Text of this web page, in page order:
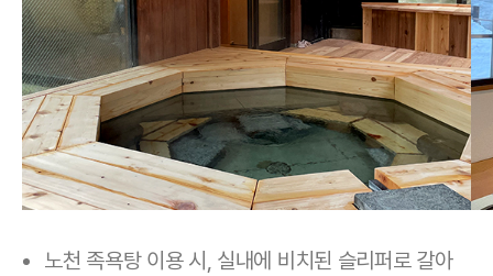
노천 족욕탕 이용 시, 실내에 비치된 슬리퍼로 갈아